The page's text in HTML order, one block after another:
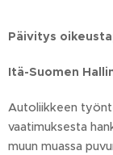
Päivitys
Itä-Suomen
Autoliikkeen
vaatimuksesta
muun muassa